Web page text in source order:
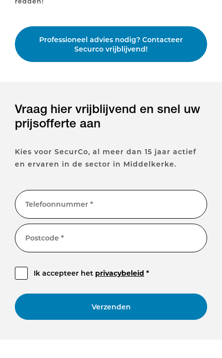
Professioneel advies nodig? Contacteer
Securco vrijblijvend!
Vraag hier vrijblijvend en snel uw
prijsofferte aan
Kies voor SecurCo, al meer dan 15 jaar actief
en ervaren in de sector in Middelkerke.
Telefoonnummer *
Postcode *
Ik accepteer het privacybeleid *
Verzenden